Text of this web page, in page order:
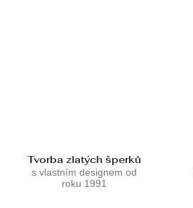
Tvorba zlatých šperků
s vlastním designem od
roku 1991